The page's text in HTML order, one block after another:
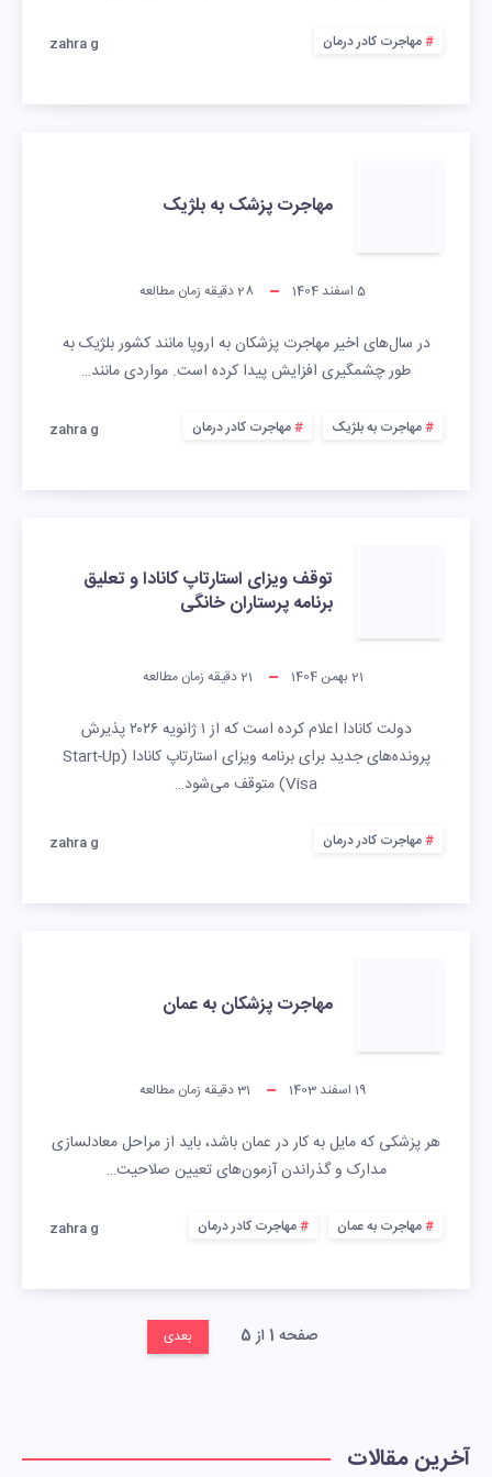
مهاجرت کادر درمان zahra g
مهاجرت پزشک به بلژیک
5 اسفند 1404 28دقیقه زمان مطالعه
در سال‌های اخیر مهاجرت پزشکان به اروپا مانند کشور بلژیک به
طور چشمگیری افزایش پیدا کرده است. مواردی مانند…
مهاجرت به بلژیک مهاجرت کادر درمان zahra g
توقف ویزای استارتاپ کانادا و تعلیق
برنامه پرستاران خانگی
21 بهمن 1404 21دقیقه زمان مطالعه
دولت کانادا اعلام کرده است که از ۱ ژانویه ۲۰۲۶ پذیرش
پرونده‌های جدید برای برنامه ویزای استارتاپ کانادا (Start-Up
Visa) متوقف می‌شود…
مهاجرت کادر درمان zahra g
مهاجرت پزشکان به عمان
19 اسفند 1403 31دقیقه زمان مطالعه
هر پزشکی که مایل به کار در عمان باشد، باید از مراحل معادلسازی
مدارک و گذراندن آزمون‌های تعیین صلاحیت…
مهاجرت به عمان مهاجرت کادر درمان zahra g
صفحه 1 از 5 بعدی
آخرین مقالات